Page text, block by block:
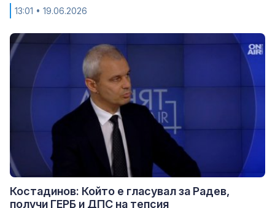
13:01 • 19.06.2026
Костадинов: Който е гласувал за Радев,
получи ГЕРБ и ДПС на тепсия